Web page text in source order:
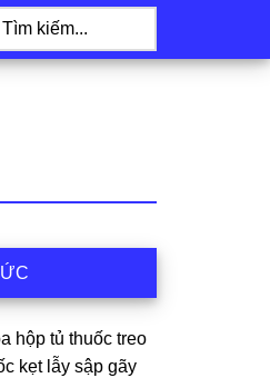
hộp tủ thuốc treo
kẹt lẫy sập gãy